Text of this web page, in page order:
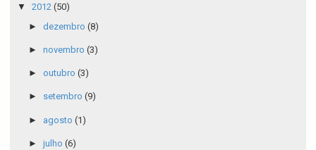
▼ 2012 (50)
► dezembro (8)
► novembro (3)
► outubro (3)
► setembro (9)
► agosto (1)
► julho (6)